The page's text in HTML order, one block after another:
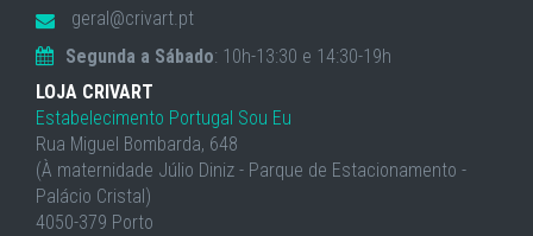
geral@crivart.pt
Segunda a Sábado: 10h-13:30 e 14:30-19h
LOJA CRIVART
Estabelecimento Portugal Sou Eu
Rua Miguel Bombarda, 648
(À maternidade Júlio Diniz - Parque de Estacionamento -
Palácio Cristal)
4050-379 Porto